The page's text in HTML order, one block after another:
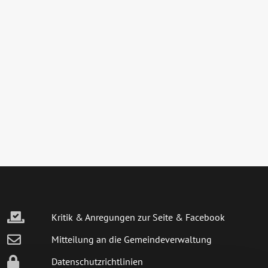
Kritik & Anregungen zur Seite & Facebook
Mitteilung an die Gemeindeverwaltung
Datenschutzrichtlinien